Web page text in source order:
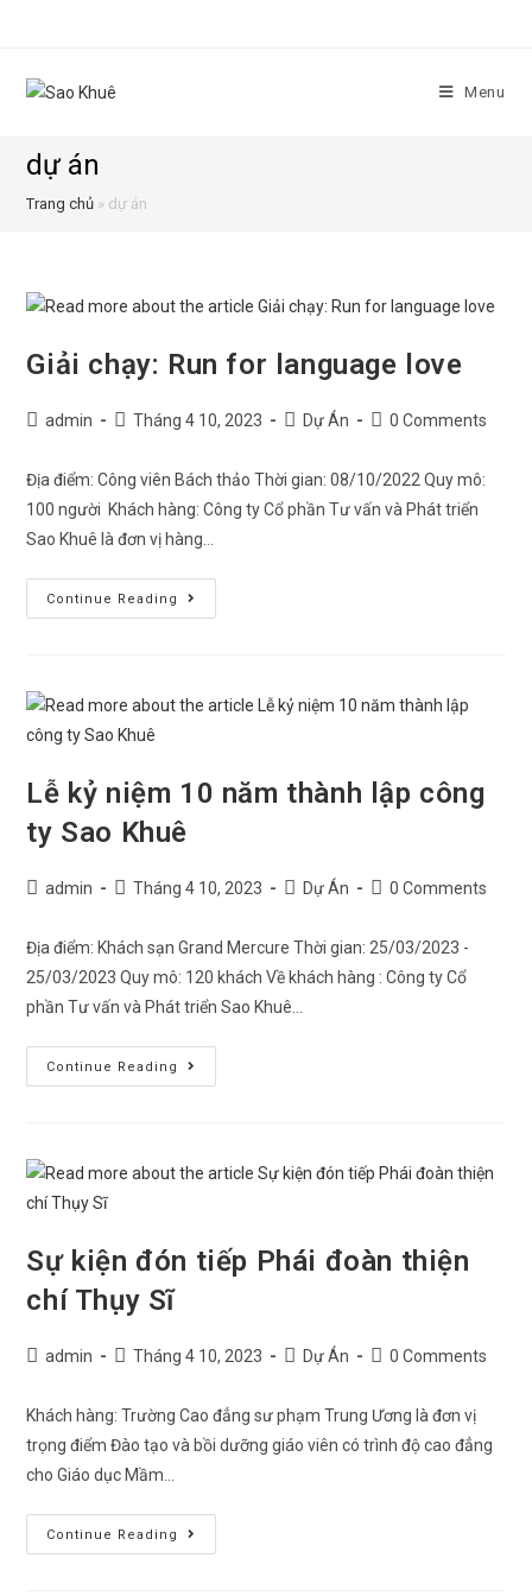
Menu
dự án
Trang chủ » dự án
Giải chạy: Run for language love
admin Tháng 4 10, 2023 Dự Án 0 Comments
Địa điểm: Công viên Bách thảo Thời gian: 08/10/2022 Quy mô:
100 người Khách hàng: Công ty Cổ phần Tư vấn và Phát triển
Sao Khuê là đơn vị hàng…
Continue Reading
Lễ kỷ niệm 10 năm thành lập công
ty Sao Khuê
admin Tháng 4 10, 2023 Dự Án 0 Comments
Địa điểm: Khách sạn Grand Mercure Thời gian: 25/03/2023 -
25/03/2023 Quy mô: 120 khách Về khách hàng : Công ty Cổ
phần Tư vấn và Phát triển Sao Khuê…
Continue Reading
Sự kiện đón tiếp Phái đoàn thiện
chí Thụy Sĩ
admin Tháng 4 10, 2023 Dự Án 0 Comments
Khách hàng: Trường Cao đẳng sư phạm Trung Ương là đơn vị
trọng điểm Đào tạo và bồi dưỡng giáo viên có trình độ cao đẳng
cho Giáo dục Mầm…
Continue Reading